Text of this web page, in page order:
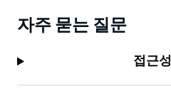
자주 묻는 질문
접근성